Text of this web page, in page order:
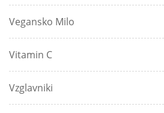
Vegansko Milo
Vitamin C
Vzglavniki